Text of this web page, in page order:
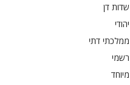
שדות דן
יהודי
ממלכתי דתי
רשמי
מיוחד